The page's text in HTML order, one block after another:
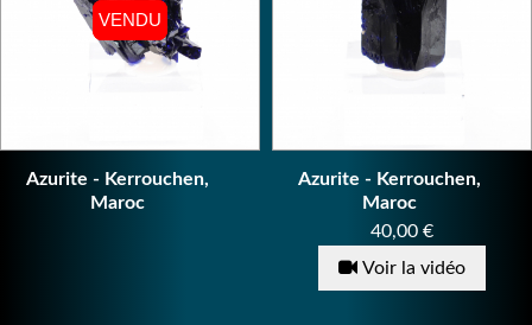
VENDU
VENDU
Azurite - Kerrouchen,
Maroc
Azurite - Kerrouchen,
Maroc
Prix
40,00 €
Voir la vidéo